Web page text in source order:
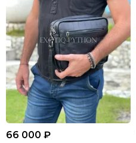
66 000 ₽